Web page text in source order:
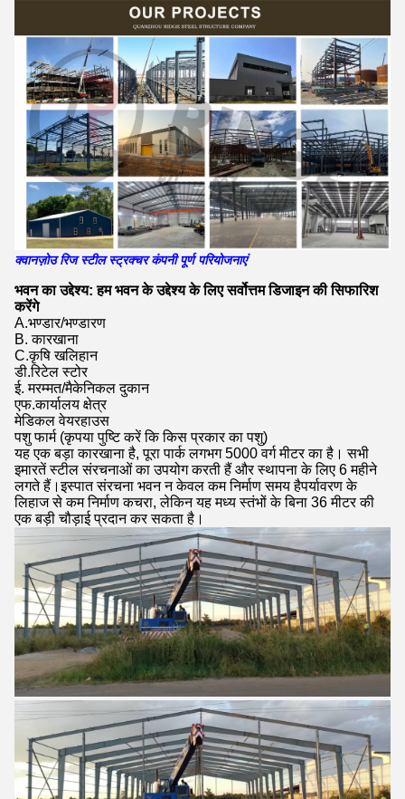
क्वानज़ोउ रिज स्टील स्ट्रक्चर कंपनी पूर्ण परियोजनाएं
भवन का उद्देश्य: हम भवन के उद्देश्य के लिए सर्वोत्तम डिजाइन की सिफारिश
करेंगे
A.भण्डार/भण्डारण
B. कारखाना
C.कृषि खलिहान
डी.रिटेल स्टोर
ई. मरम्मत/मैकेनिकल दुकान
एफ.कार्यालय क्षेत्र
मेडिकल वेयरहाउस
पशु फार्म (कृपया पुष्टि करें कि किस प्रकार का पशु)
यह एक बड़ा कारखाना है, पूरा पार्क लगभग 5000 वर्ग मीटर का है। सभी
इमारतें स्टील संरचनाओं का उपयोग करती हैं और स्थापना के लिए 6 महीने
लगते हैं।इस्पात संरचना भवन न केवल कम निर्माण समय हैपर्यावरण के
लिहाज से कम निर्माण कचरा, लेकिन यह मध्य स्तंभों के बिना 36 मीटर की
एक बड़ी चौड़ाई प्रदान कर सकता है।